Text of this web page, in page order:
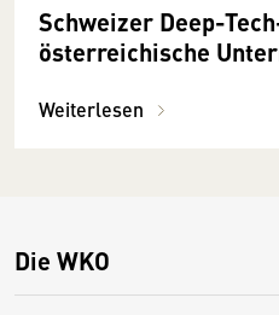
Schweizer Deep-
österreichische
Weiterlesen
Die WKO